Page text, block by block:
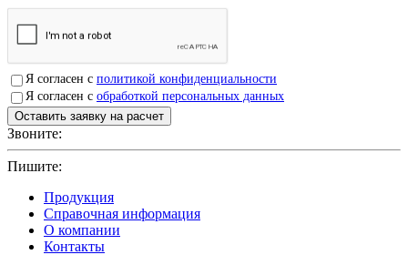
Я согласен с политикой конфиденциальности
Я согласен с обработкой персональных данных
Звоните:
Пишите:
Продукция
Справочная информация
О компании
Контакты